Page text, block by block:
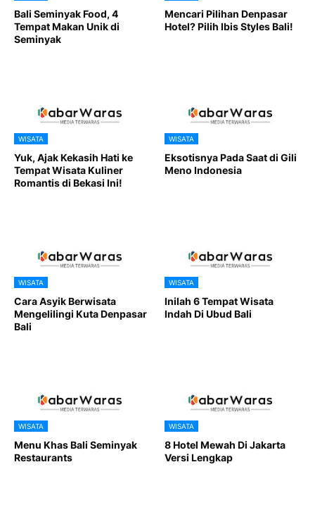
Bali Seminyak Food, 4
Tempat Makan Unik di
Seminyak
Mencari Pilihan Denpasar
Hotel? Pilih Ibis Styles Bali!
WISATA
Yuk, Ajak Kekasih Hati ke
Tempat Wisata Kuliner
Romantis di Bekasi Ini!
WISATA
Eksotisnya Pada Saat di Gili
Meno Indonesia
WISATA
Cara Asyik Berwisata
Mengelilingi Kuta Denpasar
Bali
WISATA
Inilah 6 Tempat Wisata
Indah Di Ubud Bali
WISATA
Menu Khas Bali Seminyak
Restaurants
WISATA
8 Hotel Mewah Di Jakarta
Versi Lengkap